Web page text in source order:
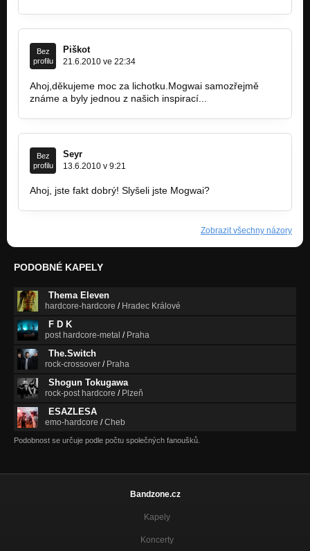
Bez
profilu
Piškot
21.6.2010 ve 22:34
Ahoj,děkujeme moc za lichotku.Mogwai samozřejmě
známe a byly jednou z našich inspirací...
Bez
profilu
Seyr
13.6.2010 v 9:21
Ahoj, jste fakt dobrý! Slyšeli jste Mogwai?
Zobrazit všechny názory
PODOBNÉ KAPELY
Thema Eleven
hardcore-hardcore / Hradec Králové
F D K
post hardcore-metal / Praha
The.Switch
rock-crossover / Praha
Shogun Tokugawa
rock-post hardcore / Plzeň
ESAZLESA
emo-hardcore /Cheb
Podobnost se určuje podle počtu společných fanoušků.
Bandzone.cz
Kapely
Koncerty